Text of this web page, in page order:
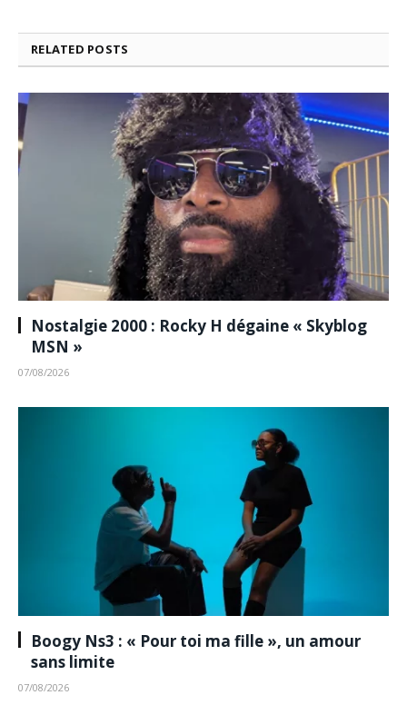
RELATED POSTS
Nostalgie 2000 : Rocky H dégaine « Skyblog
MSN »
07/08/2026
Boogy Ns3 : « Pour toi ma fille », un amour
sans limite
07/08/2026